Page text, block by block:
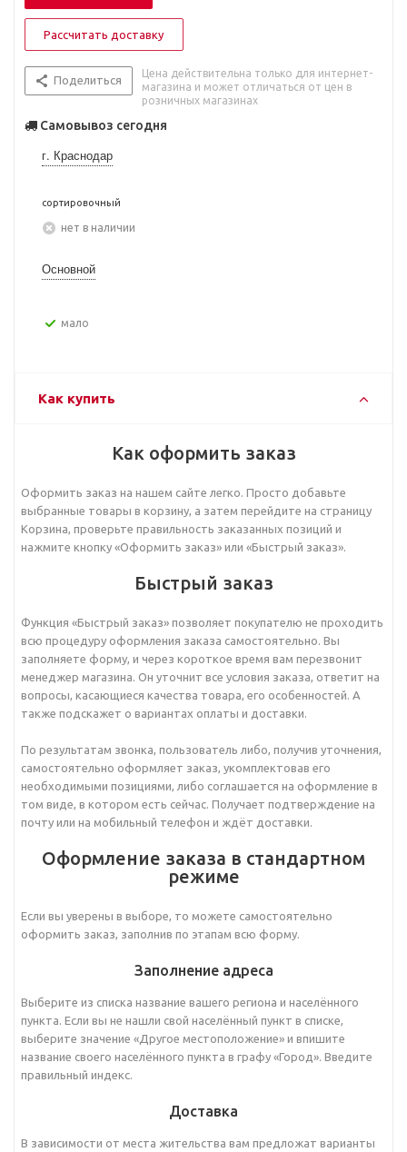
Рассчитать доставку
Поделиться
Цена действительна только для интернет-
магазина и может отличаться от цен в
розничных магазинах
Самовывоз сегодня
г. Краснодар
сортировочный
Нет в наличии
Основной
Мало
Как купить
Как оформить заказ
Оформить заказ на нашем сайте легко. Просто добавьте
выбранные товары в корзину, а затем перейдите на страницу
Корзина, проверьте правильность заказанных позиций и
нажмите кнопку «Оформить заказ» или «Быстрый заказ».
Быстрый заказ
Функция «Быстрый заказ» позволяет покупателю не проходить
всю процедуру оформления заказа самостоятельно. Вы
заполняете форму, и через короткое время вам перезвонит
менеджер магазина. Он уточнит все условия заказа, ответит на
вопросы, касающиеся качества товара, его особенностей. А
также подскажет о вариантах оплаты и доставки.
По результатам звонка, пользователь либо, получив уточнения,
самостоятельно оформляет заказ, укомплектовав его
необходимыми позициями, либо соглашается на оформление в
том виде, в котором есть сейчас. Получает подтверждение на
почту или на мобильный телефон и ждёт доставки.
Оформление заказа в стандартном
режиме
Если вы уверены в выборе, то можете самостоятельно
оформить заказ, заполнив по этапам всю форму.
Заполнение адреса
Выберите из списка название вашего региона и населённого
пункта. Если вы не нашли свой населённый пункт в списке,
выберите значение «Другое местоположение» и впишите
название своего населённого пункта в графу «Город». Введите
правильный индекс.
Доставка
В зависимости от места жительства вам предложат варианты